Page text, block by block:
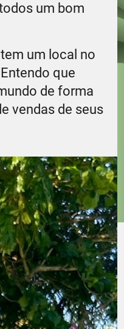
um bom
um local no
que
de forma
vendas de seus